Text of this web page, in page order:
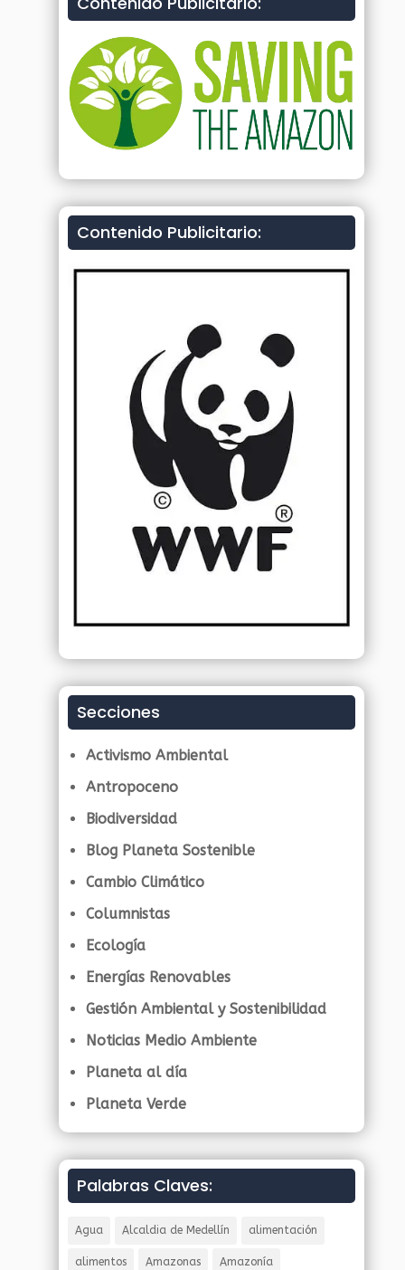
Contenido Publicitario:
Secciones
Activismo Ambiental
Antropoceno
Biodiversidad
Blog Planeta Sostenible
Cambio Climático
Columnistas
Ecología
Energías Renovables
Gestión Ambiental y Sostenibilidad
Noticias Medio Ambiente
Planeta al día
Planeta Verde
Palabras Claves:
Agua Alcaldia de Medellín alimentación
alimentos Amazonas Amazonía